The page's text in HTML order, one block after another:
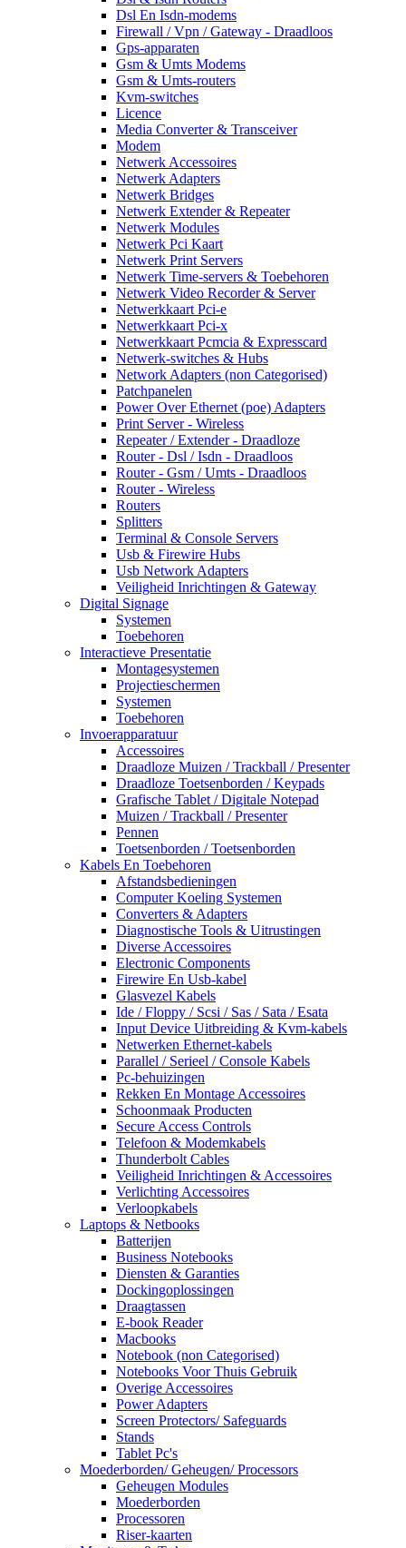
Dsl En Isdn-modems
Firewall / Vpn / Gateway - Draadloos
Gps-apparaten
Gsm & Umts Modems
Gsm & Umts-routers
Kvm-switches
Licence
Media Converter & Transceiver
Modem
Netwerk Accessoires
Netwerk Adapters
Netwerk Bridges
Netwerk Extender & Repeater
Netwerk Modules
Netwerk Pci Kaart
Netwerk Print Servers
Netwerk Time-servers & Toebehoren
Netwerk Video Recorder & Server
Netwerkkaart Pci-e
Netwerkkaart Pci-x
Netwerkkaart Pcmcia & Expresscard
Netwerk-switches & Hubs
Network Adapters (non Categorised)
Patchpanelen
Power Over Ethernet (poe) Adapters
Print Server - Wireless
Repeater / Extender - Draadloze
Router - Dsl / Isdn - Draadloos
Router - Gsm / Umts - Draadloos
Router - Wireless
Routers
Splitters
Terminal & Console Servers
Usb & Firewire Hubs
Usb Network Adapters
Veiligheid Inrichtingen & Gateway
Digital Signage
Systemen
Toebehoren
Interactieve Presentatie
Montagesystemen
Projectieschermen
Systemen
Toebehoren
Invoerapparatuur
Accessoires
Draadloze Muizen / Trackball / Presenter
Draadloze Toetsenborden / Keypads
Grafische Tablet / Digitale Notepad
Muizen / Trackball / Presenter
Pennen
Toetsenborden / Toetsenborden
Kabels En Toebehoren
Afstandsbedieningen
Computer Koeling Systemen
Converters & Adapters
Diagnostische Tools & Uitrustingen
Diverse Accessoires
Electronic Components
Firewire En Usb-kabel
Glasvezel Kabels
Ide / Floppy / Scsi / Sas / Sata / Esata
Input Device Uitbreiding & Kvm-kabels
Netwerken Ethernet-kabels
Parallel / Serieel / Console Kabels
Pc-behuizingen
Rekken En Montage Accessoires
Schoonmaak Producten
Secure Access Controls
Telefoon & Modemkabels
Thunderbolt Cables
Veiligheid Inrichtingen & Accessoires
Verlichting Accessoires
Verloopkabels
Laptops & Netbooks
Batterijen
Business Notebooks
Diensten & Garanties
Dockingoplossingen
Draagtassen
E-book Reader
Macbooks
Notebook (non Categorised)
Notebooks Voor Thuis Gebruik
Overige Accessoires
Power Adapters
Screen Protectors/ Safeguards
Stands
Tablet Pc's
Moederborden/ Geheugen/ Processors
Geheugen Modules
Moederborden
Processoren
Riser-kaarten